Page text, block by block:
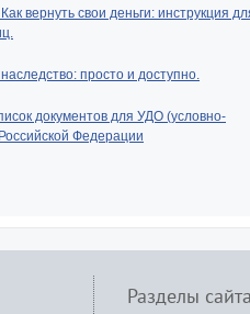
вернуть свои деньги: инструкция
просто и доступно.
документов для УДО (условно-
Федерации
Разделы